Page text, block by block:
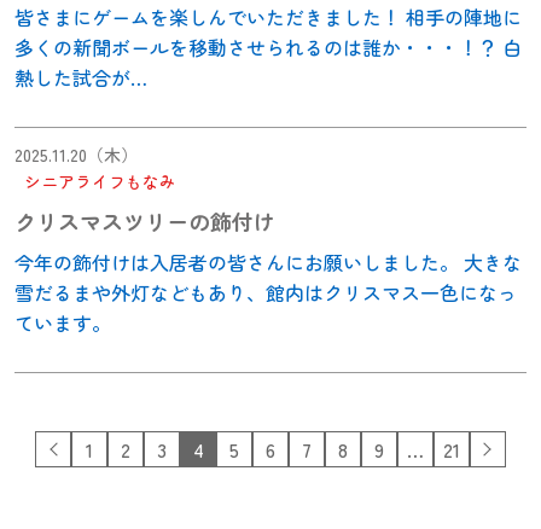
皆さまにゲームを楽しんでいただきました！ 相手の陣地に
多くの新聞ボールを移動させられるのは誰か・・・！？ 白
熱した試合が…
2025.11.20（木）
シニアライフもなみ
クリスマスツリーの飾付け
今年の飾付けは入居者の皆さんにお願いしました。 大きな
雪だるまや外灯などもあり、館内はクリスマス一色になっ
ています。
1 2 3 4 5 6 7 8 9 … 21